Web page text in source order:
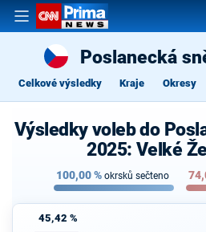
Poslanecká
Celkové výsledky Kraje Okresy
Výsledky voleb do
2025: Velké
100,00% okrsků sečteno
45,42 %